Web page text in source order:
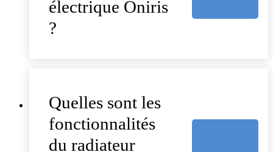
électrique Oniris
?
Quelles sont les
fonctionnalités
du radiateur